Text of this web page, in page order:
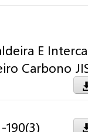
E
Carbono
190(3)